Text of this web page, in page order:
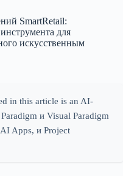
SmartRetail:
для
искусственным
in this article is an AI-
и Visual Paradigm
Apps, и Project